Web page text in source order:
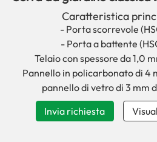
qualità serie
Caratteristica
- Porta scorrevole
- Porta a battente
Telaio con spessore da 1,0
Pannello in policarbonato di 4
pannello di vetro di 3 mm
Invia richiesta